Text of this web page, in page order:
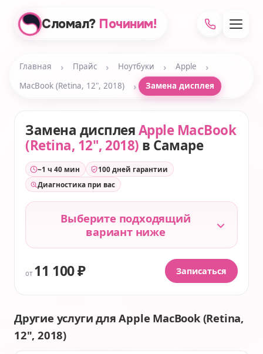
Сломал? Починим!
Главная › Прайс › Ноутбуки › Apple ›
MacBook (Retina, 12", 2018) › Замена дисплея
Замена дисплеяApple MacBook
(Retina, 12", 2018) в Самаре
~1 ч 40 мин
100 дней гарантии
Диагностика при вас
Выберите подходящий
вариант ниже
от 11 100 ₽ Записаться
Другие услуги для Apple MacBook (Retina,
12", 2018)